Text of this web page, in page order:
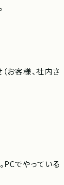
お客様、社内さ
でやっている